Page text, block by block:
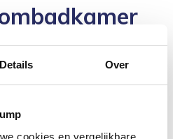
Details Over
cookies en vergelijkbare
Samen bouwen we een
vol met unieke
Doe je mee?